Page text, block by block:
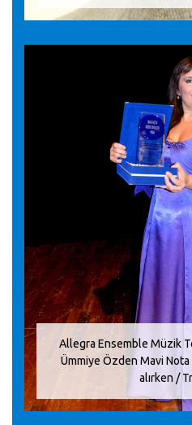
Allegra Ensemble Müzik
Ümmiye Özden Mavi
alırken /